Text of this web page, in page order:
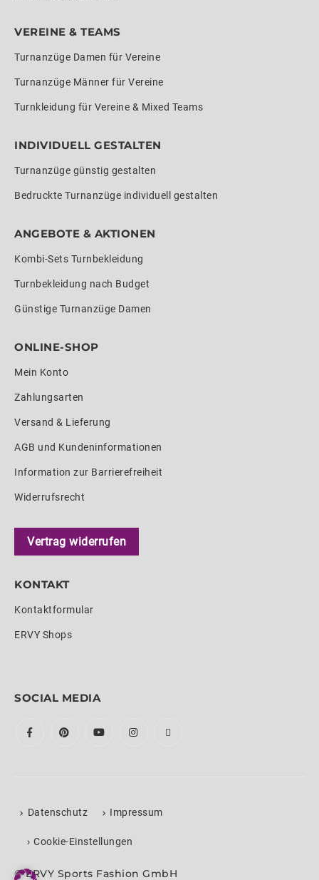
VEREINE & TEAMS
Turnanzüge Damen für Vereine
Turnanzüge Männer für Vereine
Turnkleidung für Vereine & Mixed Teams
INDIVIDUELL GESTALTEN
Turnanzüge günstig gestalten
Bedruckte Turnanzüge individuell gestalten
ANGEBOTE & AKTIONEN
Kombi-Sets Turnbekleidung
Turnbekleidung nach Budget
Günstige Turnanzüge Damen
ONLINE-SHOP
Mein Konto
Zahlungsarten
Versand & Lieferung
AGB und Kundeninformationen
Information zur Barrierefreiheit
Widerrufsrecht
Vertrag widerrufen
KONTAKT
Kontaktformular
ERVY Shops
SOCIAL MEDIA
Datenschutz Impressum
› Cookie-Einstellungen
© ERVY Sports Fashion GmbH